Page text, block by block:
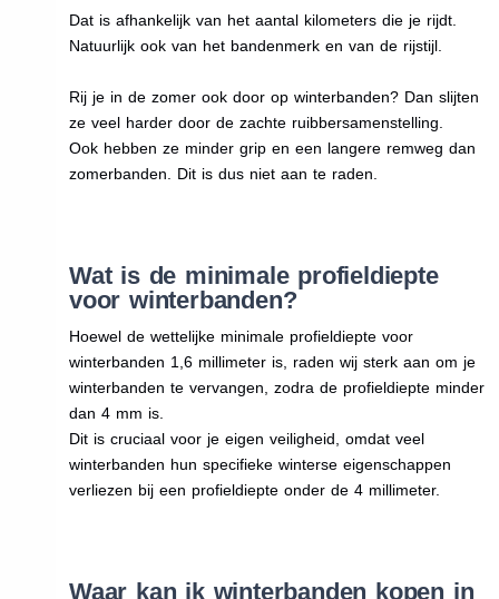
Dat is afhankelijk van het aantal kilometers die je rijdt.
Natuurlijk ook van het bandenmerk en van de rijstijl.
Rij je in de zomer ook door op winterbanden? Dan slijten
ze veel harder door de zachte ruibbersamenstelling.
Ook hebben ze minder grip en een langere remweg dan
zomerbanden. Dit is dus niet aan te raden.
Wat is de minimale profieldiepte
voor winterbanden?
Hoewel de wettelijke minimale profieldiepte voor
winterbanden 1,6 millimeter is, raden wij sterk aan om je
winterbanden te vervangen, zodra de profieldiepte minder
dan 4 mm is.
Dit is cruciaal voor je eigen veiligheid, omdat veel
winterbanden hun specifieke winterse eigenschappen
verliezen bij een profieldiepte onder de 4 millimeter.
Waar kan ik winterbanden kopen in